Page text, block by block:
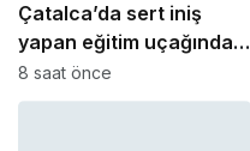
Çatalca’da sert iniş
yapan eğitim uçağındaki
öğrenci pilot yaralandı
8 saat önce